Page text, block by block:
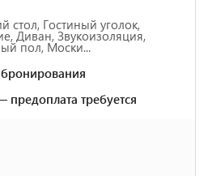
стол, Гостиный уголок,
Диван, Звукоизоляция,
пол, Моски...
требуется